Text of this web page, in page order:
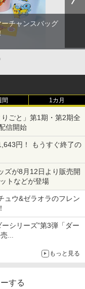
チャンスバッグ
間 1カ月
ごと」第1期・第2期全
信開始
円！ もうすぐ終了の
版」が67%オフで990円
ズが8月12日より販売開
トなどが登場
ュウ&ゼラオラのフレン
シリーズ”第3弾「ダー
もっと見る
する